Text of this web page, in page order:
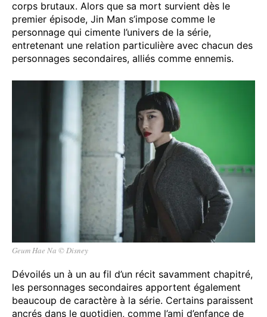
corps brutaux. Alors que sa mort survient dès le
premier épisode, Jin Man s’impose comme le
personnage qui cimente l’univers de la série,
entretenant une relation particulière avec chacun des
personnages secondaires, alliés comme ennemis.
Geum Hae Na © Disney
Dévoilés un à un au fil d’un récit savamment chapitré,
les personnages secondaires apportent également
beaucoup de caractère à la série. Certains paraissent
ancrés dans le quotidien, comme l’ami d’enfance de